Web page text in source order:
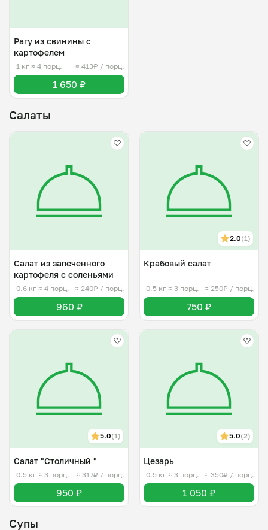
Рагу из свинины с
картофелем
1 кг ≈ 4 порц. ≈ 413₽ / порц.
1 650 ₽
Салаты
Салат из запеченного
картофеля с соленьями
0.6 кг ≈ 4 порц. ≈ 240₽ / порц.
960 ₽
2.0(1)
Крабовый салат
0.5 кг ≈ 3 порц. ≈ 250₽ / порц.
750 ₽
5.0(1)
Салат "Столичный "
0.5 кг ≈ 3 порц. ≈ 317₽ / порц.
950 ₽
5.0(2)
Цезарь
0.5 кг ≈ 3 порц. ≈ 350₽ / порц.
1 050 ₽
Супы